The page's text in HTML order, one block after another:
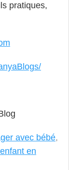
pratiques,
avec bébé,
en